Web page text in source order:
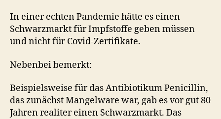
In einer echten Pandemie hätte es einen
Schwarzmarkt für Impfstoffe geben müssen
und nicht für Covid-Zertifikate.
Nebenbei bemerkt:
Beispielsweise für das Antibiotikum Penicillin,
das zunächst Mangelware war, gab es vor gut 80
Jahren realiter einen Schwarzmarkt. Das